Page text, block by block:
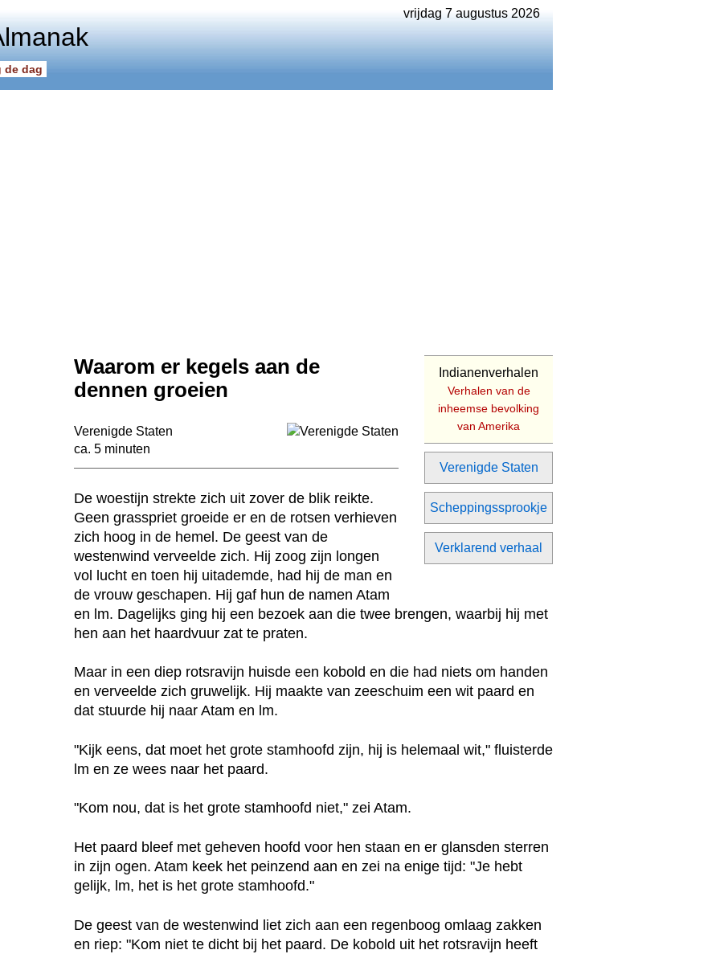
vrijdag 7 augustus 2026
de dag
Indianenverhalen
Verhalen van de
inheemse bevolking
van Amerika
Verenigde Staten
Scheppingssprookje
Verklarend verhaal
Waarom er kegels aan de
dennen groeien
Verenigde Staten
ca. 5 minuten
De woestijn strekte zich uit zover de blik reikte.
Geen grasspriet groeide er en de rotsen verhieven
zich hoog in de hemel. De geest van de
westenwind verveelde zich. Hij zoog zijn longen
vol lucht en toen hij uitademde, had hij de man en
de vrouw geschapen. Hij gaf hun de namen Atam
en lm. Dagelijks ging hij een bezoek aan die twee brengen, waarbij hij met
hen aan het haardvuur zat te praten.
Maar in een diep rotsravijn huisde een kobold en die had niets om handen
en verveelde zich gruwelijk. Hij maakte van zeeschuim een wit paard en
dat stuurde hij naar Atam en lm.
"Kijk eens, dat moet het grote stamhoofd zijn, hij is helemaal wit," fluisterde
lm en ze wees naar het paard.
"Kom nou, dat is het grote stamhoofd niet," zei Atam.
Het paard bleef met geheven hoofd voor hen staan en er glansden sterren
in zijn ogen. Atam keek het peinzend aan en zei na enige tijd: "Je hebt
gelijk, lm, het is het grote stamhoofd."
De geest van de westenwind liet zich aan een regenboog omlaag zakken
en riep: "Kom niet te dicht bij het paard. De kobold uit het rotsravijn heeft